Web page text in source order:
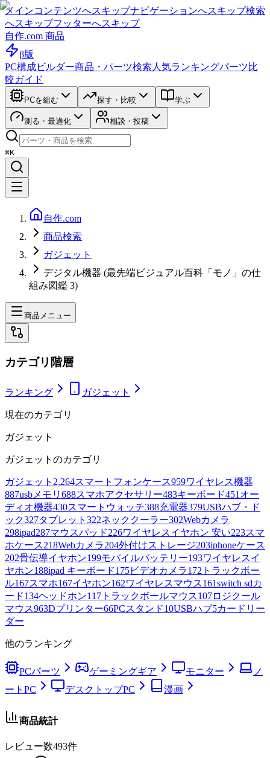
メインコンテンツへスキップナビゲーションへスキップ検索
へスキップフッターへスキップ
自作.com 商品
β版
PC構成ビルダー商品・パーツ検索 人気ランキングパーツ比
較ガイド
PCを組む 探す・比較 学ぶ
測る・最適化 相談・投稿
⌘K
自作.com
商品検索
ガジェット
デジタル機器 (最先端ビジュアル百科「モノ」の仕
組み図鑑 3)
商品メニュー
カテゴリ階層
ランキング ガジェット
現在のカテゴリ
ガジェット
ガジェット のカテゴリ
ガジェット 2,264スマートフォンケース959ワイヤレス機器
887usbメモリ 688スマホアクセサリー483キーボード451オー
ディオ機器430スマートウォッチ388充電器379USBハブ・ド
ック327タブレット 322ネッククーラー302Webカメラ
298ipad287マウスパッド226ワイヤレスイヤホン 安い223スマ
ホケース218Webカメラ204外付けストレージ203iphoneケース
202骨伝導イヤホン199モバイルバッテリー193ワイヤレスイ
ヤホン188ipad キーボード175ビデオカメラ172 トラックボー
ル167スマホ167イヤホン162ワイヤレスマウス161switch sdカ
ード134ヘッドホン117 トラックボールマウス107ロジクール
マウス963Dプリンター66PCスタンド10USBハブ5カードリー
ダー
他のランキング
PCパーツ ゲーミングギア モニター
ノ
ートPC
デスクトップPC 漫画
商品統計
レビュー数493件